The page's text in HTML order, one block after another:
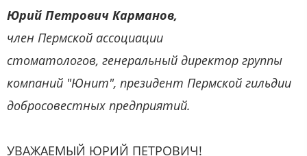
Юрий Петрович Карманов,
член Пермской ассоциации
стоматологов, генеральный директор группы
компаний "Юнит", президент Пермской гильдии
добросовестных предприятий.
УВАЖАЕМЫЙ ЮРИЙ ПЕТРОВИЧ!